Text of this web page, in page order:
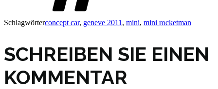
Schlagwörterconcept car, geneve 2011 , mini, mini rocketman
SCHREIBEN SIE EINEN
KOMMENTAR